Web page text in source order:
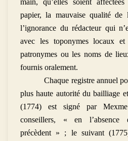
main, qu’elles soient
papier, la mauvaise qualité de
l’ignorance du rédacteur qui
avec les toponymes locaux
patronymes ou les noms de
fournis oralement.
Chaque registre annuel
plus haute autorité du bailliage
(1774) est signé par
conseillers, « en
précèdent » ; le suivant